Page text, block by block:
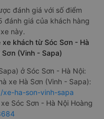
đánh giá với số điểm
đánh giá của khách hàng
này.
khách từ Sóc Sơn - Hà
(Vinh - Sapa)
ở Sóc Sơn - Hà Nội:
xe Hà Sơn (Vinh - Sapa):
ha-son-vinh-sapa
Sóc Sơn - Hà Nội Hoàng